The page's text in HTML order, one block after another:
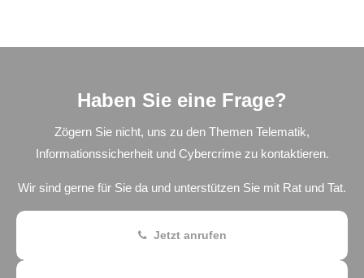
Haben Sie eine Frage?
Zögern Sie nicht, uns zu den Themen Telematik,
Informationssicherheit und Cybercrime zu kontaktieren.
Wir sind gerne für Sie da und unterstützen Sie mit Rat und Tat.
Jetzt anrufen